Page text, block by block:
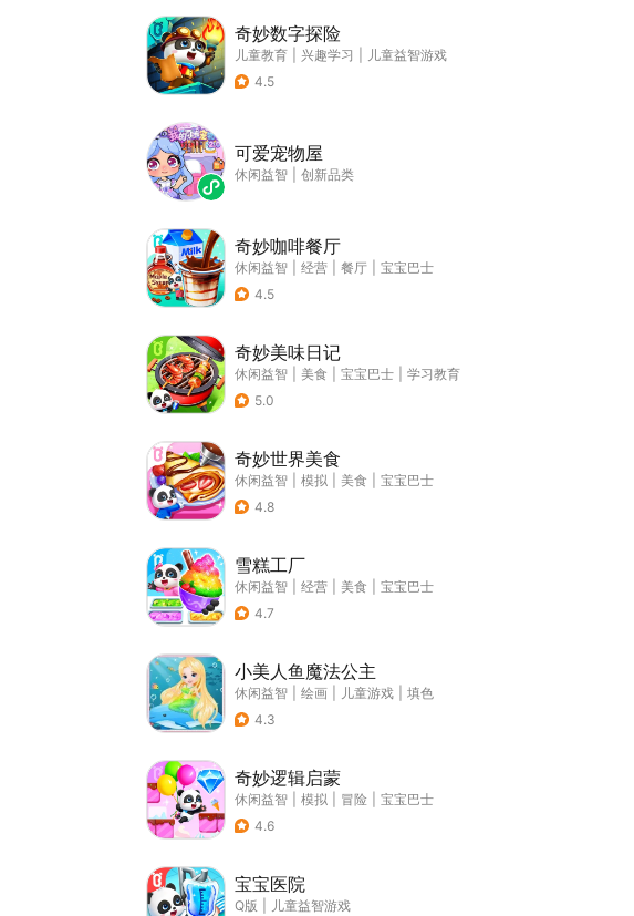
奇妙数字探险
儿童教育 兴趣学习
儿童益智游戏
4.5
可爱宠物屋
休闲益智 创新品类
奇妙咖啡餐厅
休闲益智 经营 餐厅
宝宝巴士
4.5
奇妙美味日记
休闲益智 美食 宝宝巴士
学习教育
5.0
奇妙世界美食
休闲益智 模拟 美食
宝宝巴士
4.8
雪糕工厂
休闲益智 经营 美食
宝宝巴士
4.7
小美人鱼魔法公主
休闲益智 绘画 儿童游戏
填色
4.3
奇妙逻辑启蒙
休闲益智 模拟 冒险
宝宝巴士
4.6
宝宝医院
Q版
儿童益智游戏